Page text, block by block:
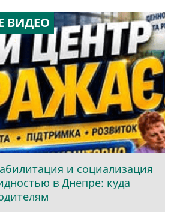
ВИДЕО
и социализация
в Днепре: куда